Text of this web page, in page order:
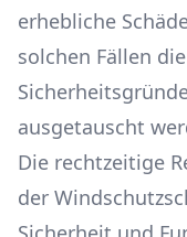
erhebliche
solchen Fällen
ausgetauscht
Die rechtzeitige
der